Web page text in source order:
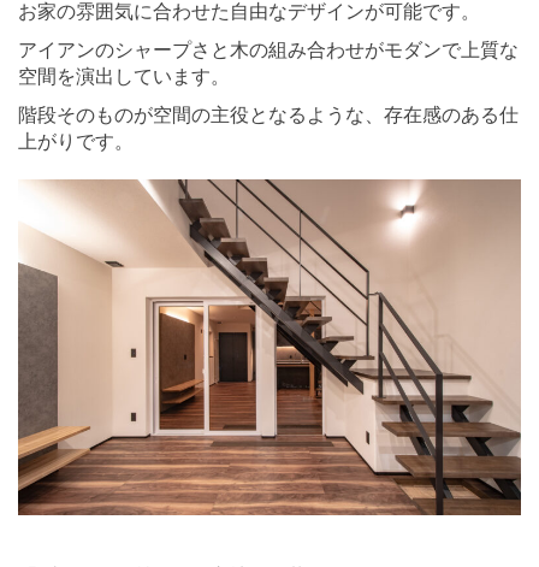
お家の雰囲気に合わせた自由なデザインが可能です。
アイアンのシャープさと木の組み合わせがモダンで上質な
空間を演出しています。
階段そのものが空間の主役となるような、存在感のある仕
上がりです。